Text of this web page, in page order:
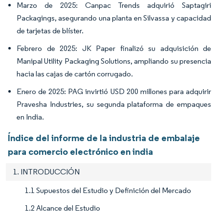
Marzo de 2025: Canpac Trends adquirió Saptagiri
Packagings, asegurando una planta en Silvassa y capacidad
de tarjetas de blíster.
Febrero de 2025: JK Paper finalizó su adquisición de
Manipal Utility Packaging Solutions, ampliando su presencia
hacia las cajas de cartón corrugado.
Enero de 2025: PAG invirtió USD 200 millones para adquirir
Pravesha Industries, su segunda plataforma de empaques
en India.
Índice del informe de la industria de embalaje
para comercio electrónico en india
1. INTRODUCCIÓN
1.1 Supuestos del Estudio y Definición del Mercado
1.2 Alcance del Estudio